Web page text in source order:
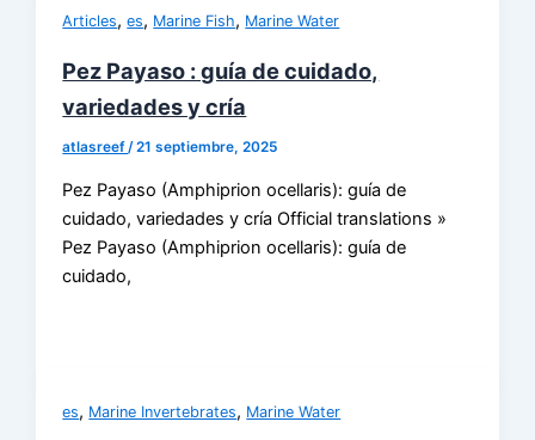
Articles,es, Marine Fish, Marine Water
Pez Payaso : guía de cuidado,
variedades y cría
atlasreef/21 septiembre, 2025
Pez Payaso (Amphiprion ocellaris): guía de
cuidado, variedades y cría Official translations »
Pez Payaso (Amphiprion ocellaris): guía de
cuidado,
es, Marine Invertebrates, Marine Water